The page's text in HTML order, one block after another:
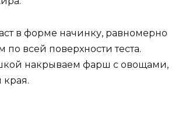
в форме начинку, равномерно
по всей поверхности теста.
накрываем фарш с овощами,
края.